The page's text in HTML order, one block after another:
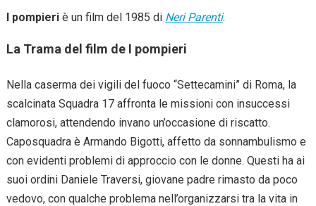
I pompieriè un film del 1985 di Neri Parenti.
La Trama del film de I pompieri
Nella caserma dei vigili del fuoco “Settecamini” di Roma, la
scalcinata Squadra 17 affronta le missioni con insuccessi
clamorosi, attendendo invano un’occasione di riscatto.
Caposquadra è Armando Bigotti, affetto da sonnambulismo e
con evidenti problemi di approccio con le donne. Questi ha ai
suoi ordini Daniele Traversi, giovane padre rimasto da poco
vedovo, con qualche problema nell’organizzarsi tra la vita in